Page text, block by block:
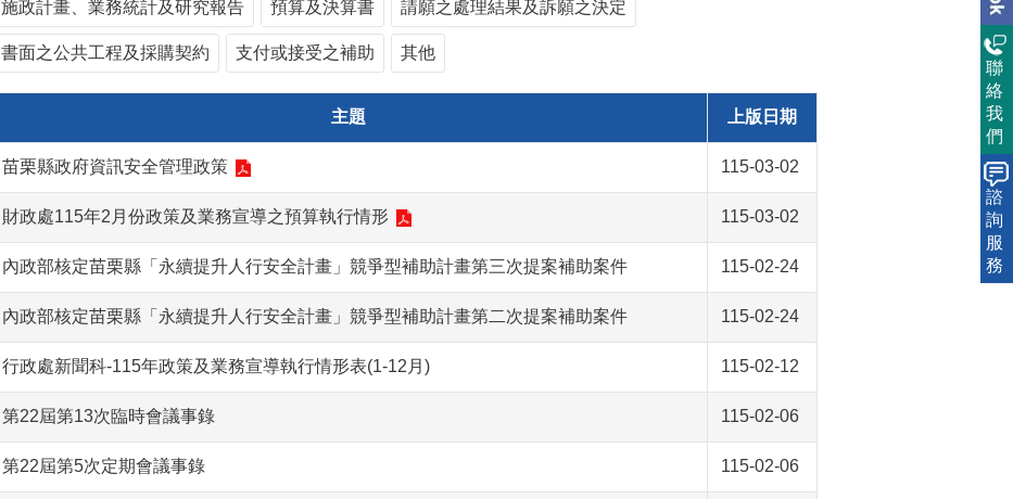
施政計畫、業務統計及研究報告 預算及決算書 請願之處理結果及訴願之決定
書面之公共工程及採購契約 支付或接受之補助 其他
主題 上版日期
苗栗縣政府資訊安全管理政策 115-03-02
財政處115年2月份政策及業務宣導之預算執行情形 115-03-02
內政部核定苗栗縣「永續提升人行安全計畫」競爭型補助計畫第三次提案補助案件 115-02-24
內政部核定苗栗縣「永續提升人行安全計畫」競爭型補助計畫第二次提案補助案件 115-02-24
行政處新聞科-115年政策及業務宣導執行情形表(1-12月) 115-02-12
第22屆第13次臨時會議事錄 115-02-06
第22屆第5次定期會議事錄 115-02-06
聯
絡
我
們
諮
詢
服
務